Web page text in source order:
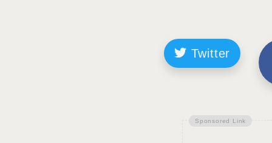
Twitter